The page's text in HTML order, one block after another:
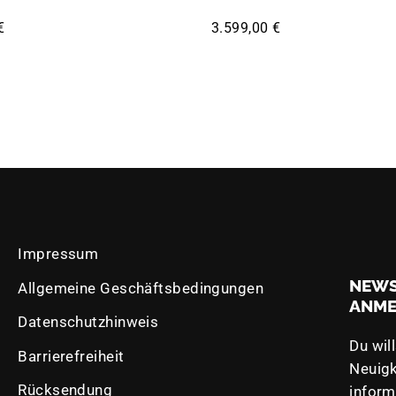
3.599,00 €
Impressum
Allgemeine Geschäftsbedingungen
Datenschutzhinweis
Barrierefreiheit
Rücksendung
Du